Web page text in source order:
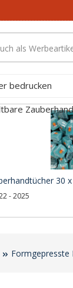
bedrucken
30
- 2025
Formgepresste